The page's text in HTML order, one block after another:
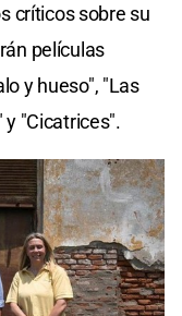
críticos sobre su
películas
y hueso", "Las
y "Cicatrices".